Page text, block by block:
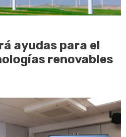
ayudas para el
renovables